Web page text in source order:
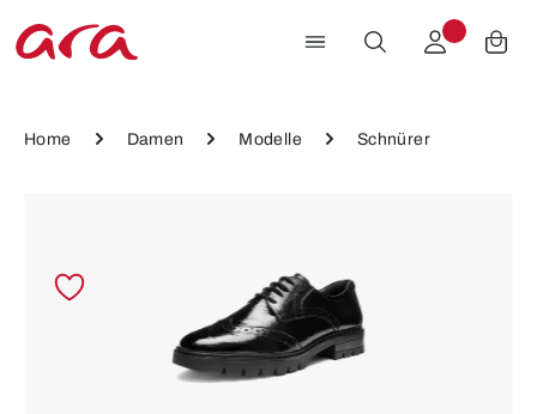
Zum Hauptinhalt springen
Home Damen Modelle Schnürer